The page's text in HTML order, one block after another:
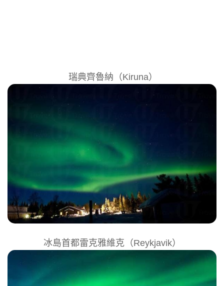
瑞典齊魯納（Kiruna）
冰島首都雷克雅維克（Reykjavik）